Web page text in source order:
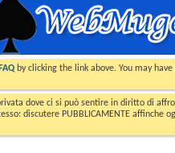
FAQ by clicking the link above. You may have
dove ci si può sentire in diritto di
discutere PUBBLICAMENTE